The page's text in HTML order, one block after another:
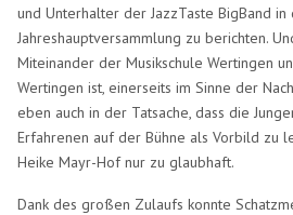
und Unterhalter der JazzTaste BigBand in
Jahreshauptversammlung zu berichten.
Miteinander der Musikschule Wertingen
Wertingen ist, einerseits im Sinne der
eben auch in der Tatsache, dass die
Erfahrenen auf der Bühne als Vorbild zu
Heike Mayr-Hof nur zu glaubhaft.
Dank des großen Zulaufs konnte